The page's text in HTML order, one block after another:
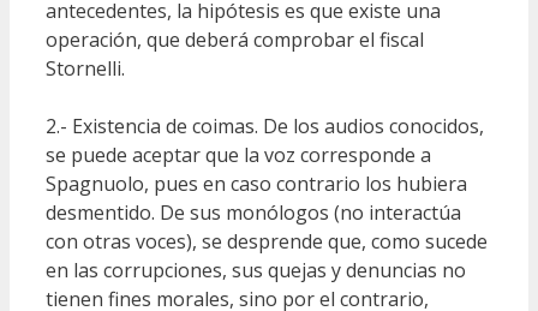
antecedentes, la hipótesis es que existe una
operación, que deberá comprobar el fiscal
Stornelli.
2.- Existencia de coimas. De los audios conocidos,
se puede aceptar que la voz corresponde a
Spagnuolo, pues en caso contrario los hubiera
desmentido. De sus monólogos (no interactúa
con otras voces), se desprende que, como sucede
en las corrupciones, sus quejas y denuncias no
tienen fines morales, sino por el contrario,